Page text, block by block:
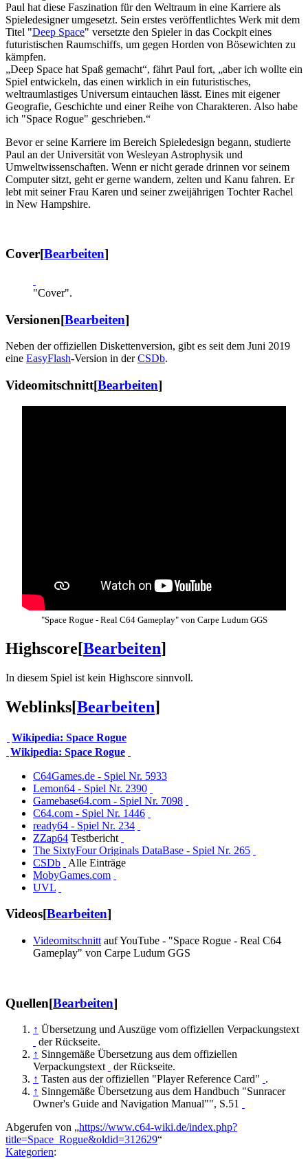
Paul hat diese Faszination für den Weltraum in eine Karriere als
Spieledesigner umgesetzt. Sein erstes veröffentlichtes Werk mit dem
Titel "Deep Space" versetzte den Spieler in das Cockpit eines
futuristischen Raumschiffs, um gegen Horden von Bösewichten zu
kämpfen.
„Deep Space hat Spaß gemacht“, fährt Paul fort, „aber ich wollte ein
Spiel entwickeln, das einen wirklich in ein futuristisches,
weltraumlastiges Universum eintauchen lässt. Eines mit eigener
Geografie, Geschichte und einer Reihe von Charakteren. Also habe
ich "Space Rogue" geschrieben.“
Bevor er seine Karriere im Bereich Spieledesign begann, studierte
Paul an der Universität von Wesleyan Astrophysik und
Umweltwissenschaften. Wenn er nicht gerade drinnen vor seinem
Computer sitzt, geht er gerne wandern, zelten und Kanu fahren. Er
lebt mit seiner Frau Karen und seiner zweijährigen Tochter Rachel
in New Hampshire.
Cover[Bearbeiten]
"Cover".
Versionen[Bearbeiten]
Neben der offiziellen Diskettenversion, gibt es seit dem Juni 2019
eine EasyFlash-Version in derCSDb.
Videomitschnitt[Bearbeiten]
"Space Rogue - Real C64 Gameplay" von Carpe Ludum GGS
Highscore[Bearbeiten]
In diesem Spiel ist kein Highscore sinnvoll.
Weblinks[Bearbeiten]
Wikipedia: Space Rogue
Wikipedia: Space Rogue
C64Games.de - Spiel Nr. 5933
Lemon64 - Spiel Nr. 2390
Gamebase64.com - Spiel Nr. 7098
C64.com - Spiel Nr. 1446
ready64 - Spiel Nr. 234
ZZap64 Testbericht
The SixtyFour Originals DataBase - Spiel Nr. 265
CSDb
Alle Einträge
MobyGames.com
UVL
Videos[Bearbeiten]
Videomitschnitt auf YouTube - "Space Rogue - Real C64
Gameplay" von Carpe Ludum GGS
Quellen[Bearbeiten]
↑ Übersetzung und Auszüge vom offiziellen Verpackungstext
der Rückseite.
↑ Sinngemäße Übersetzung aus dem offiziellen
Verpackungstext
der Rückseite.
↑ Tasten aus der offiziellen "Player Reference Card" .
↑ Sinngemäße Übersetzung aus dem Handbuch "Sunracer
Owner's Guide and Navigation Manual"", S.51
Abgerufen von „https://www.c64-wiki.de/index.php?
title=Space_Rogue&oldid=312629“
Kategorien: